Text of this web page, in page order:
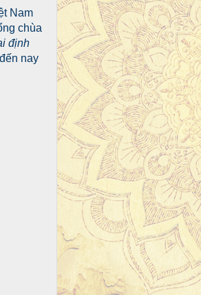
Nam
chùa
định
nay